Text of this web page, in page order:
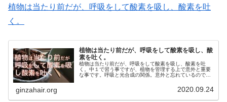
植物は当たり前だが、呼吸をして酸素を吸し、酸素を吐
く。
植物は当たり前だが、呼吸をして酸素を吸し、酸
素を吐く。
植物は当たり前だが、呼吸をして酸素を吸し、酸素を吐
く。中１で習う事ですが、植物を管理する上で意外と重要
な事です。呼吸と光合成の関係。意外と忘れているのでお
ginzahair.org 2020.09.24